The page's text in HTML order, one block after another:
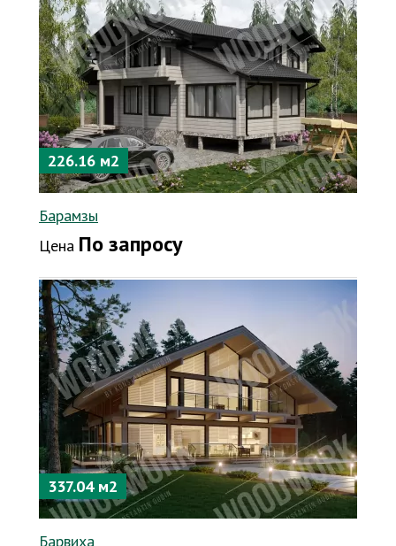
226.16 м2
Барамзы
Цена По запросу
337.04 м2
Барвиха